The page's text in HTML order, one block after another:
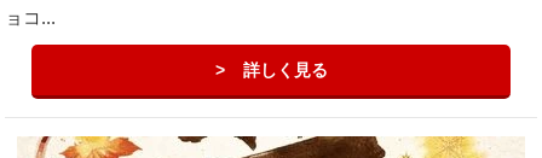
ョコ...
詳しく見る